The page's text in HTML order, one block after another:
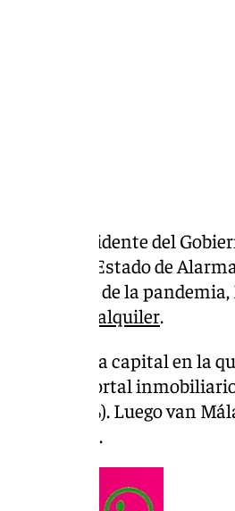
el presidente del
el Estado de
el inicio de la
precio del alquiler.
su parte, es la capital en la
del portal
(60%). Luego van
(44%).